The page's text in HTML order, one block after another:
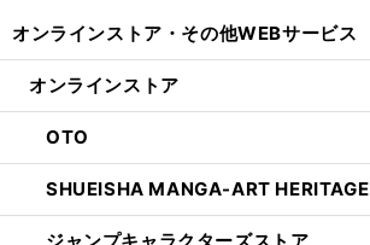
オンラインストア・ その他WEBサービス
オンラインストア
OTO
SHUEISHA MANGA-ART HERITAGE